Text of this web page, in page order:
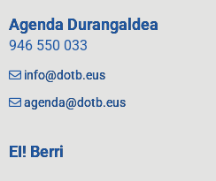
Agenda Durangaldea
946 550 033
info@dotb.eus
agenda@dotb.eus
EI! Berri